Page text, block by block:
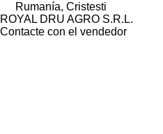
Rumanía, Cristesti
ROYAL DRU AGRO S.R.L.
Contacte con el vendedor